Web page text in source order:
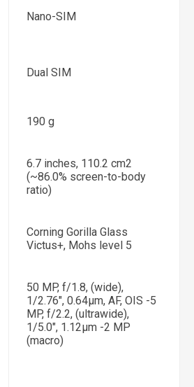
Nano-SIM
Dual SIM
190 g
6.7 inches, 110.2 cm2
(~86.0% screen-to-body
ratio)
Corning Gorilla Glass
Victus+, Mohs level 5
50 MP, f/1.8, (wide),
1/2.76", 0.64µm, AF, OIS -5
MP, f/2.2, (ultrawide),
1/5.0", 1.12µm -2 MP
(macro)